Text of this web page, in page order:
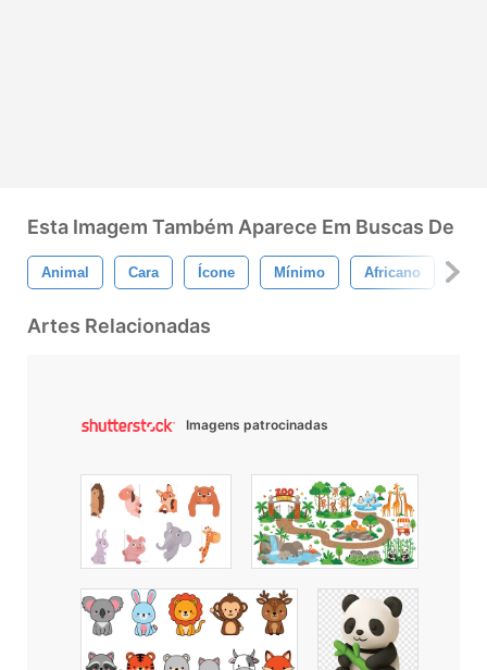
Esta Imagem Também Aparece Em Buscas De
Animal Cara Ícone Mínimo Africano
Artes Relacionadas
Imagens patrocinadas